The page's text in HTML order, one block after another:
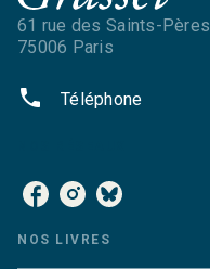
61 rue des Saints-Pères
75006 Paris
phone Téléphone
NOS LIVRES